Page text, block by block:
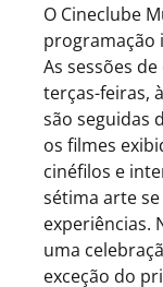
O Cineclube
programação
As sessões
terças-feiras,
são seguidas
os filmes
cinéfilos e
sétima arte
experiências.
uma
exceção do